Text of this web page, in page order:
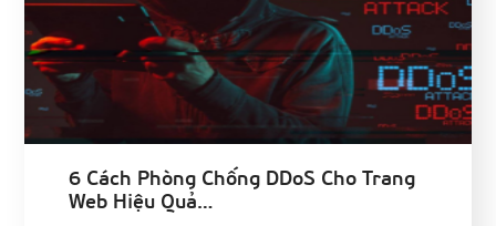
6 Cách Phòng Chống DDoS Cho Trang
Web Hiệu Quả…